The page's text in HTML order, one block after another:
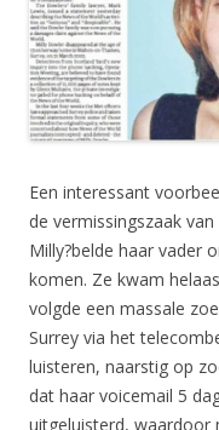
Een interessant
de vermissingszaak
Milly?belde haar vader
komen. Ze kwam
volgde een massale
Surrey via het
luisteren, naarstig op
dat haar voicemail 5
uitgeluisterd, waardoor